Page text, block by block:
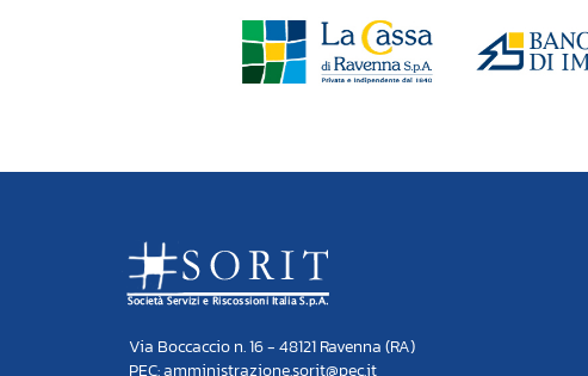
Via Boccaccio n. 16 - 48121 Ravenna (RA)
PEC: amministrazione.sorit@pec.it